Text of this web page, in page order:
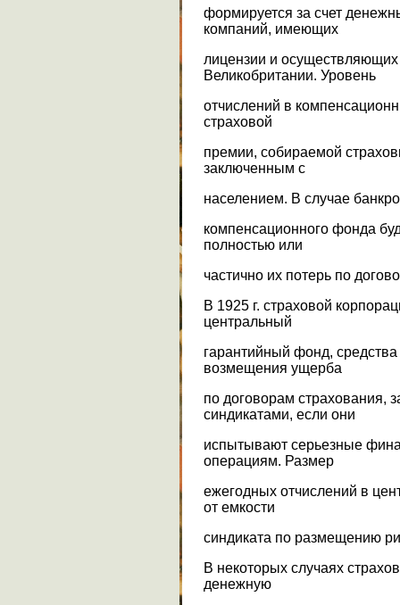
формируется за счет
компаний, имеющих
лицензии и
Великобритании. Уровень
отчислений в
страховой
премии, собираемой
заключенным с
населением. В случае
компенсационного фонда
полностью или
частично их потерь по
В 1925 г. страховой
центральный
гарантийный фонд,
возмещения ущерба
по договорам страхования,
синдикатами, если они
испытывают серьезные
операциям. Размер
ежегодных отчислений в
от емкости
синдиката по размещению
В некоторых случаях
денежную